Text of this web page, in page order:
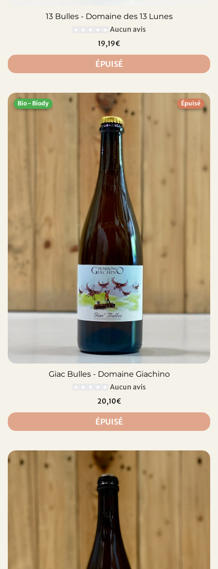
13 Bulles - Domaine des 13 Lunes
Aucun avis
19,19€
ÉPUISÉ
Bio - Biody Épuisé
Giac Bulles - Domaine Giachino
Aucun avis
20,10€
ÉPUISÉ